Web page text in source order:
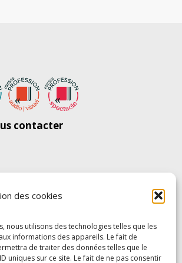
des cookies
nous utilisons des technologies telles que les
informations des appareils. Le fait de
de traiter des données telles que le
uniques sur ce site. Le fait de ne pas consentir
contacter